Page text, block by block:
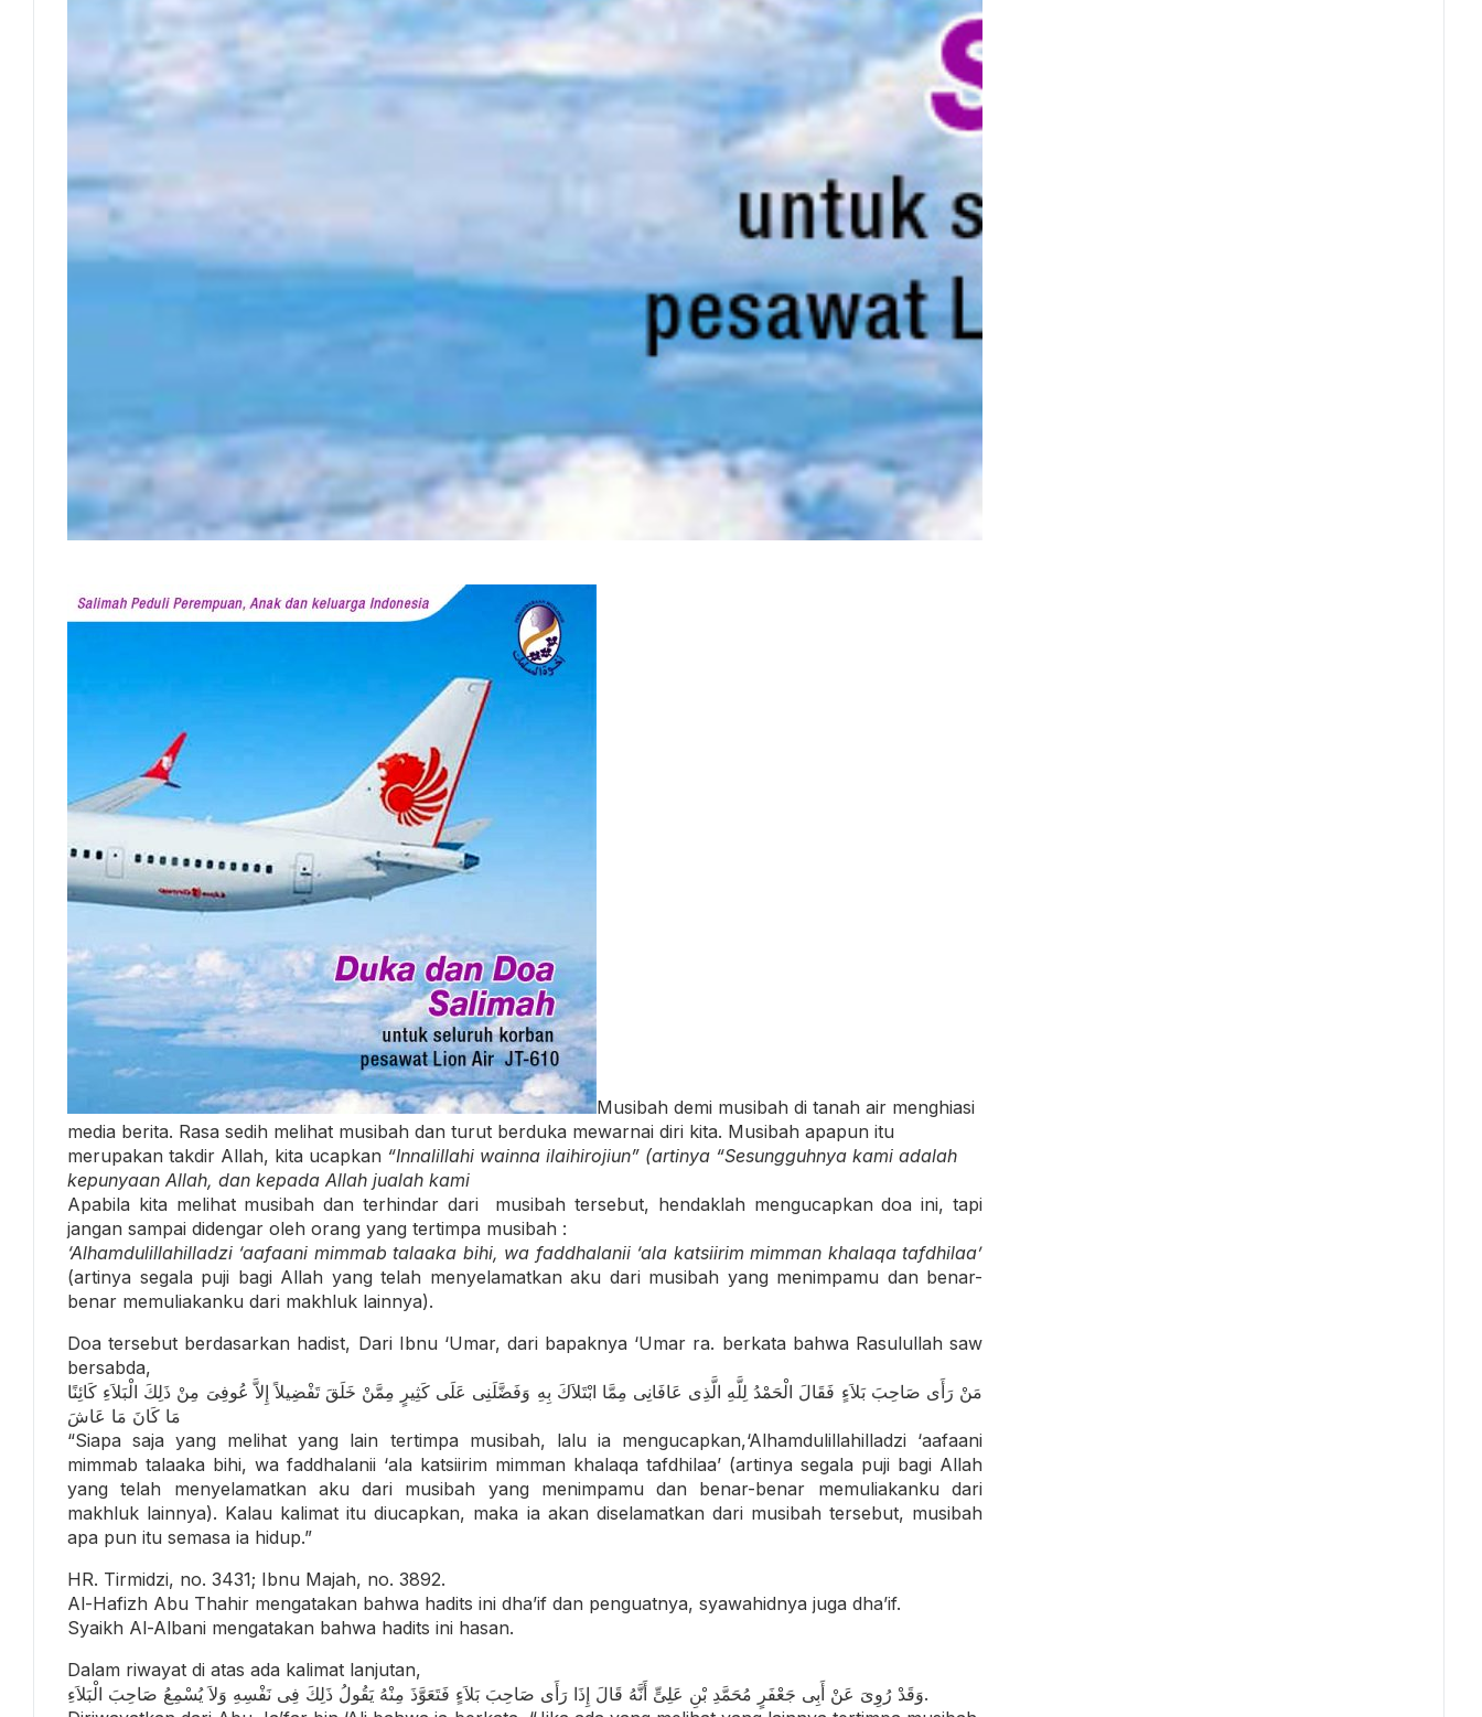
Musibah demi musibah di tanah air menghiasi
media berita. Rasa sedih melihat musibah dan turut berduka mewarnai diri kita. Musibah apapun itu
merupakan takdir Allah, kita ucapkan “Innalillahi wainna ilaihirojiun” (artinya “Sesungguhnya kami adalah
kepunyaan Allah, dan kepada Allah jualah kami
Apabila kita melihat musibah dan terhindar dari musibah tersebut, hendaklah mengucapkan doa ini, tapi
jangan sampai didengar oleh orang yang tertimpa musibah :
‘Alhamdulillahilladzi ‘aafaani mimmab talaaka bihi, wa faddhalanii ‘ala katsiirim mimman khalaqa tafdhilaa’
(artinya segala puji bagi Allah yang telah menyelamatkan aku dari musibah yang menimpamu dan benar-
benar memuliakanku dari makhluk lainnya).
Doa tersebut berdasarkan hadist, Dari Ibnu ‘Umar, dari bapaknya ‘Umar ra. berkata bahwa Rasulullah saw
bersabda,
مَنْ رَأَى صَاحِبَ بَلاَءٍ فَقَالَ الْحَمْدُ لِلَّهِ الَّذِى عَافَانِى مِمَّا ابْتَلاَكَ بِهِ وَفَضَّلَنِى عَلَى كَثِيرٍ مِمَّنْ خَلَقَ تَفْضِيلاً إِلاَّ عُوفِىَ مِنْ ذَلِكَ الْبَلاَءِ كَائِنًا
مَا كَانَ مَا عَاشَ
“Siapa saja yang melihat yang lain tertimpa musibah, lalu ia mengucapkan,‘Alhamdulillahilladzi ‘aafaani
mimmab talaaka bihi, wa faddhalanii ‘ala katsiirim mimman khalaqa tafdhilaa’ (artinya segala puji bagi Allah
yang telah menyelamatkan aku dari musibah yang menimpamu dan benar-benar memuliakanku dari
makhluk lainnya). Kalau kalimat itu diucapkan, maka ia akan diselamatkan dari musibah tersebut, musibah
apa pun itu semasa ia hidup.”
HR. Tirmidzi, no. 3431; Ibnu Majah, no. 3892.
Al-Hafizh Abu Thahir mengatakan bahwa hadits ini dha’if dan penguatnya, syawahidnya juga dha’if.
Syaikh Al-Albani mengatakan bahwa hadits ini hasan.
Dalam riwayat di atas ada kalimat lanjutan,
وَقَدْ رُوِىَ عَنْ أَبِى جَعْفَرٍ مُحَمَّدِ بْنِ عَلِىٍّ أَنَّهُ قَالَ إِذَا رَأَى صَاحِبَ بَلاَءٍ فَتَعَوَّذَ مِنْهُ يَقُولُ ذَلِكَ فِى نَفْسِهِ وَلاَ يُسْمِعُ صَاحِبَ الْبَلاَءِ.